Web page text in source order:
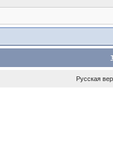
Русская